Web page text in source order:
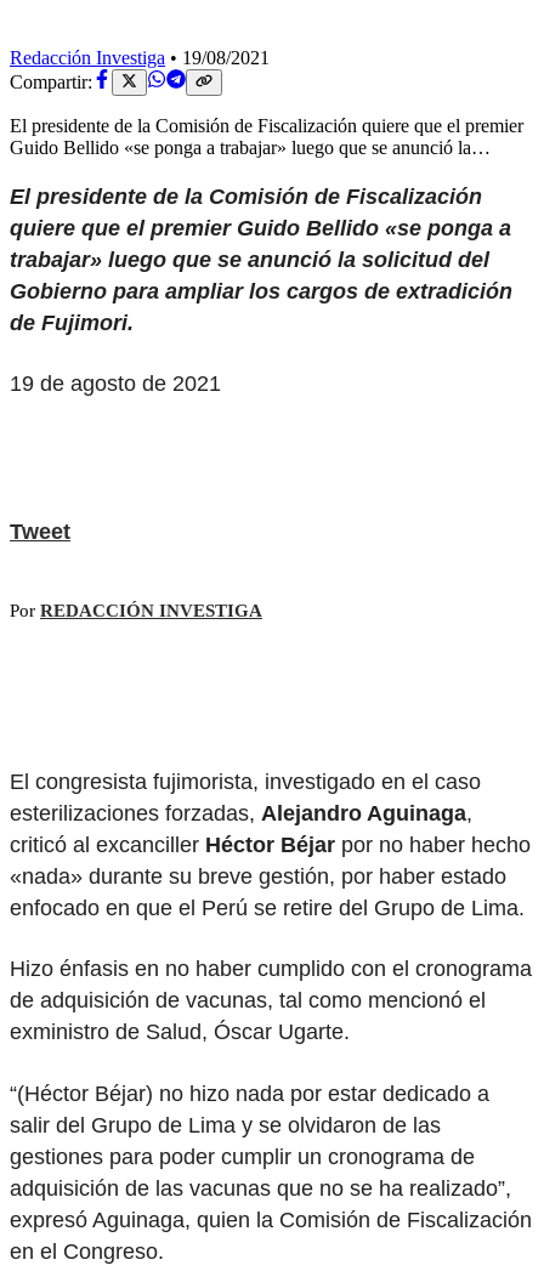
Redacción Investiga • 19/08/2021
Compartir:
El presidente de la Comisión de Fiscalización quiere que el premier
Guido Bellido «se ponga a trabajar» luego que se anunció la…
El presidente de la Comisión de Fiscalización
quiere que el premier Guido Bellido «se ponga a
trabajar» luego que se anunció la solicitud del
Gobierno para ampliar los cargos de extradición
de Fujimori.
19 de agosto de 2021
Tweet
Por REDACCIÓN INVESTIGA
El congresista fujimorista, investigado en el caso
esterilizaciones forzadas, Alejandro Aguinaga,
criticó al excanciller Héctor Béjar por no haber hecho
«nada» durante su breve gestión, por haber estado
enfocado en que el Perú se retire del Grupo de Lima.
Hizo énfasis en no haber cumplido con el cronograma
de adquisición de vacunas, tal como mencionó el
exministro de Salud, Óscar Ugarte.
“(Héctor Béjar) no hizo nada por estar dedicado a
salir del Grupo de Lima y se olvidaron de las
gestiones para poder cumplir un cronograma de
adquisición de las vacunas que no se ha realizado”,
expresó Aguinaga, quien la Comisión de Fiscalización
en el Congreso.